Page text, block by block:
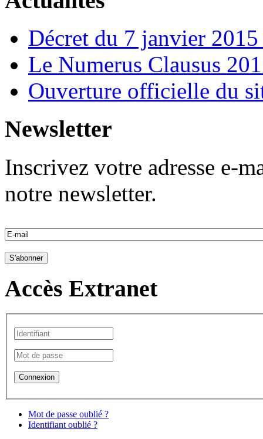
Décret du 7 janvier
Le Numerus Clausus
Ouverture officielle du
Newsletter
Inscrivez votre adresse e-
notre newsletter.
Accès Extranet
Mot de passe oublié ?
Identifiant oublié ?